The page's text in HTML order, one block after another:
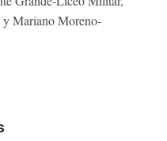
Mariano Moreno-